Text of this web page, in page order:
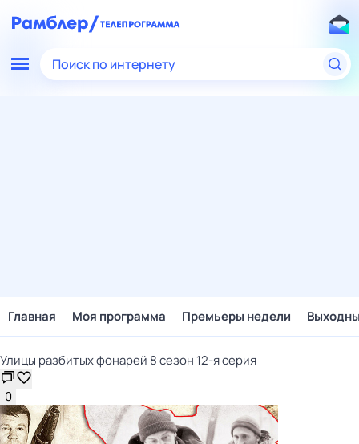
Поиск по интернету
Главная Моя программа Премьеры недели
Улицы разбитых фонарей 8 сезон 12-я серия
0